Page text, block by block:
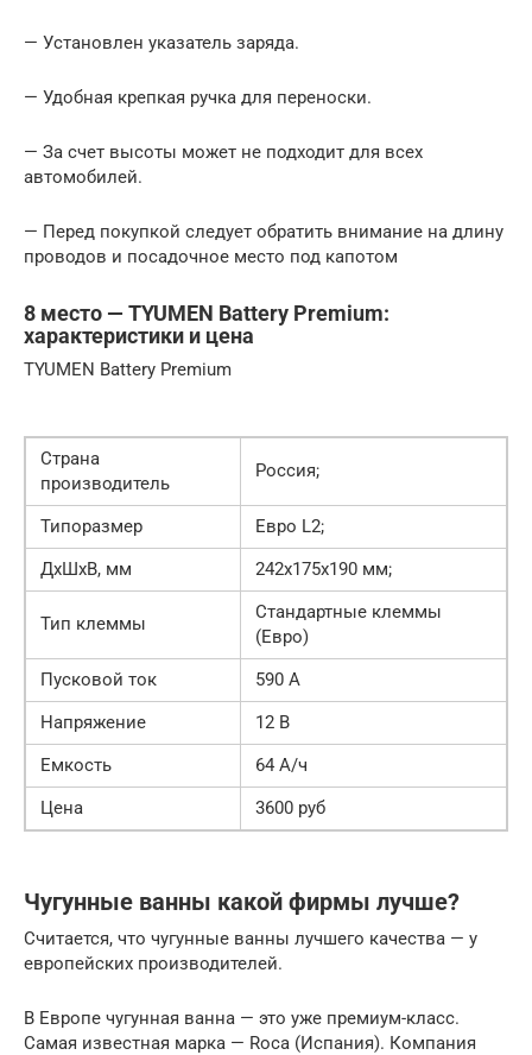
— Установлен указатель заряда.
— Удобная крепкая ручка для переноски.
— За счет высоты может не подходит для всех
автомобилей.
— Перед покупкой следует обратить внимание на длину
проводов и посадочное место под капотом
8 место — TYUMEN Battery Premium:
характеристики и цена
TYUMEN Battery Premium
Страна
производитель
Россия;
Типоразмер
Евро L2;
ДхШхВ, мм
242х175х190 мм;
Тип клеммы
Стандартные клеммы
(Евро)
Пусковой ток
590 А
Напряжение
12 В
Емкость
64 А/ч
Цена
3600 руб
Чугунные ванны какой фирмы лучше?
Считается, что чугунные ванны лучшего качества — у
европейских производителей.
В Европе чугунная ванна — это уже премиум-класс.
Самая известная марка — Roca (Испания). Компания